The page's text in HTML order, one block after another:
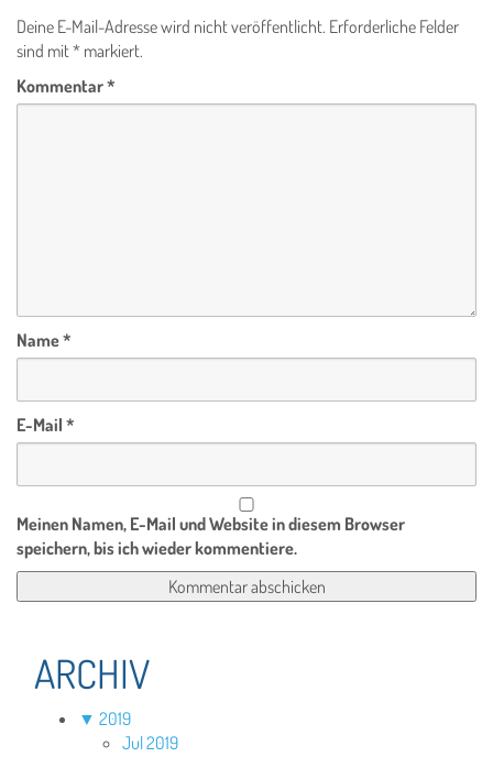
Deine E-Mail-Adresse wird nicht veröffentlicht. Erforderliche Felder
sind mit* markiert.
Kommentar*
Name*
E-Mail *
Meinen Namen, E-Mail und Website in diesem Browser
speichern, bis ich wieder kommentiere.
ARCHIV
▼ 2019
Jul 2019